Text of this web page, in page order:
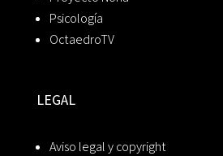
Psicología
OctaedroTV
LEGAL
Aviso legal y copyright